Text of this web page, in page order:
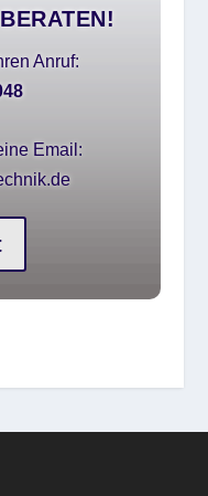
Anruf:
Email: